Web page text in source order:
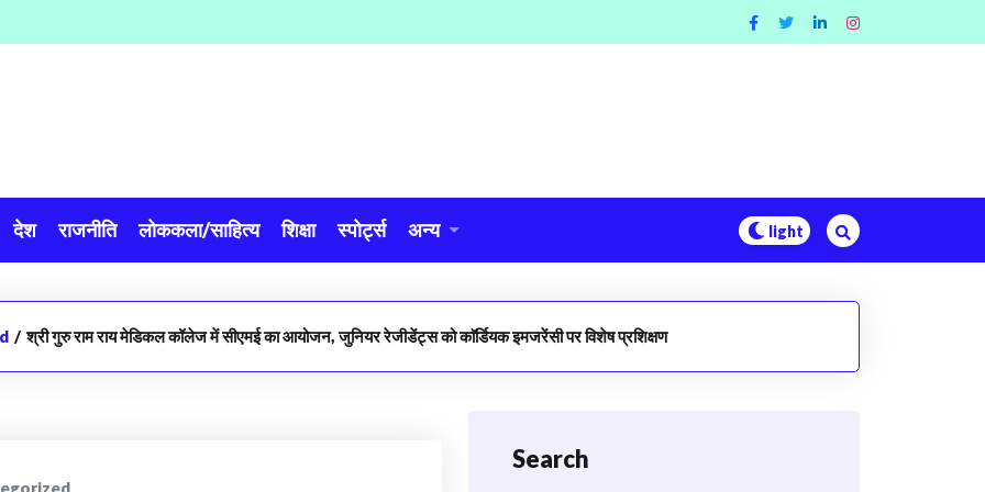
देश राजनीति लोककला/साहित्य शिक्षा स्पोर्ट्स अन्य
/ श्री गुरु राम राय मेडिकल कॉलेज में सीएमई का आयोजन, जुनियर रेजीडेंट्स को काॅर्डियक इमजरेंसी पर विशेष प्रशिक्षण
Search